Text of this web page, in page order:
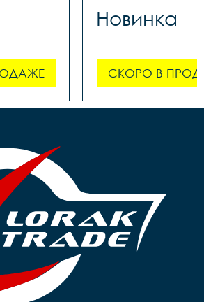
Новинка
СКОРО В